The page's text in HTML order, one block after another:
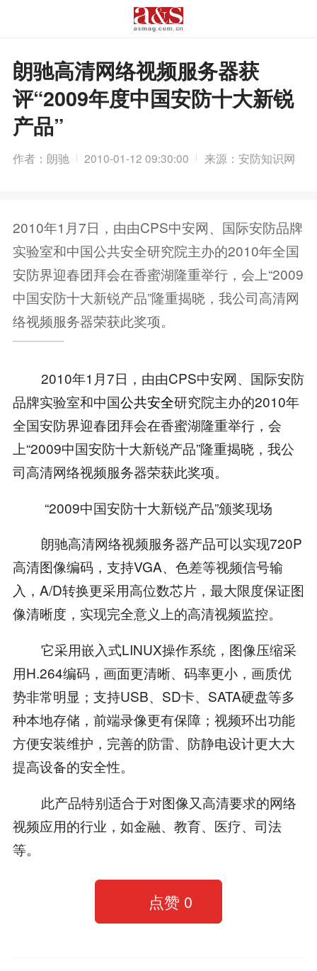
朗驰高清网络视频服务器获
评“2009年度中国安防十大新锐
产品”
作者：朗驰 2010-01-12 09:30:00 来源：安防知识网
2010年1月7日，由由CPS中安网、国际安防品牌
实验室和中国公共安全研究院主办的2010年全国
安防界迎春团拜会在香蜜湖隆重举行，会上“2009
中国安防十大新锐产品”隆重揭晓，我公司高清网
络视频服务器荣获此奖项。
2010年1月7日，由由CPS中安网、国际安防
品牌实验室和中国公共安全研究院主办的2010年
全国安防界迎春团拜会在香蜜湖隆重举行，会
上“2009中国安防十大新锐产品”隆重揭晓，我公
司高清网络视频服务器荣获此奖项。
“2009中国安防十大新锐产品”颁奖现场
朗驰高清网络视频服务器产品可以实现720P
高清图像编码，支持VGA、色差等视频信号输
入，A/D转换更采用高位数芯片，最大限度保证图
像清晰度，实现完全意义上的高清视频监控。
它采用嵌入式LINUX操作系统，图像压缩采
用H.264编码，画面更清晰、码率更小，画质优
势非常明显；支持USB、SD卡、SATA硬盘等多
种本地存储，前端录像更有保障；视频环出功能
方便安装维护，完善的防雷、防静电设计更大大
提高设备的安全性。
此产品特别适合于对图像又高清要求的网络
视频应用的行业，如金融、教育、医疗、司法
等。
点赞 0